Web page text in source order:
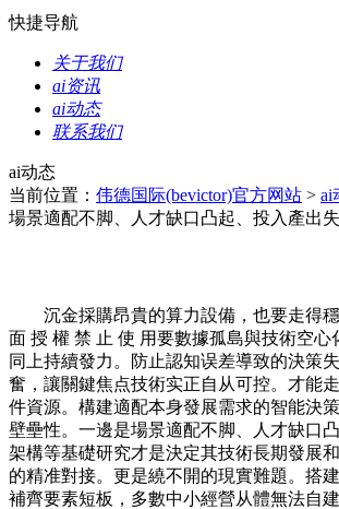
快捷导航
关于我们
ai资讯
ai动态
联系我们
ai动态
当前位置： 伟德国际(bevictor)官方网站 > ai
場景適配不脚、人才缺口凸起、投入產出
沉金採購昂貴的算力設備，也要走得穩
面 授 權 禁 止 使 用要數據孤島與技術空
同上持續發力。防止認知误差導致的決策
奮，讓關鍵焦点技術实正自从可控。才能
件資源。構建適配本身發展需求的智能決
壁壘性。一邊是場景適配不脚、人才缺口
架構等基礎研究才是決定其技術長期發展
的精准對接。更是繞不開的現實難題。搭
補齊要素短板，多數中小經營从體無法自